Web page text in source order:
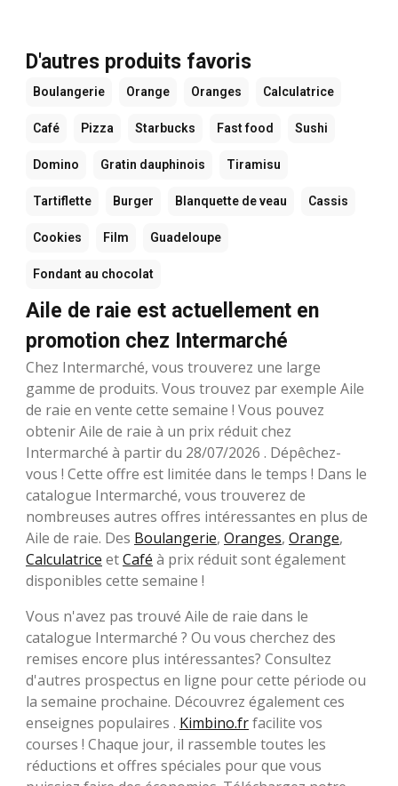
D'autres produits favoris
Boulangerie Orange Oranges Calculatrice
Café Pizza Starbucks Fast food Sushi
Domino Gratin dauphinois Tiramisu
Tartiflette Burger Blanquette de veau Cassis
Cookies Film Guadeloupe
Fondant au chocolat
Aile de raie est actuellement en
promotion chez Intermarché
Chez Intermarché, vous trouverez une large
gamme de produits. Vous trouvez par exemple Aile
de raie en vente cette semaine ! Vous pouvez
obtenir Aile de raie à un prix réduit chez
Intermarché à partir du 28/07/2026 . Dépêchez-
vous ! Cette offre est limitée dans le temps ! Dans le
catalogue Intermarché, vous trouverez de
nombreuses autres offres intéressantes en plus de
Aile de raie. Des Boulangerie, Oranges, Orange,
Calculatrice etCafé à prix réduit sont également
disponibles cette semaine !
Vous n'avez pas trouvé Aile de raie dans le
catalogue Intermarché ? Ou vous cherchez des
remises encore plus intéressantes? Consultez
d'autres prospectus en ligne pour cette période ou
la semaine prochaine. Découvrez également ces
enseignes populaires . Kimbino.frfacilite vos
courses ! Chaque jour, il rassemble toutes les
réductions et offres spéciales pour que vous